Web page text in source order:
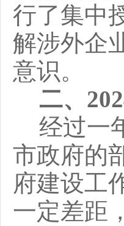
行了集中
解涉外企
意识。
二、
经过一
市政府的
府建设工
一定差距